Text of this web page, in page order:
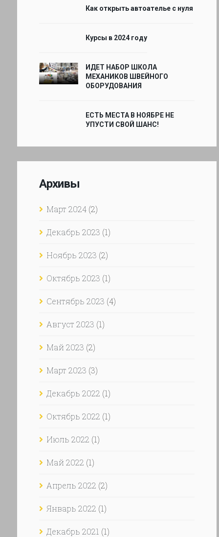
Как открыть автоателье с нуля
Курсы в 2024 году
ИДЕТ НАБОР ШКОЛА
МЕХАНИКОВ ШВЕЙНОГО
ОБОРУДОВАНИЯ
ЕСТЬ МЕСТА В НОЯБРЕ НЕ
УПУСТИ СВОЙ ШАНС!
Архивы
Март 2024 (2)
Декабрь 2023 (1)
Ноябрь 2023 (2)
Октябрь 2023 (1)
Сентябрь 2023 (4)
Август 2023 (1)
Май 2023 (2)
Март 2023 (3)
Декабрь 2022 (1)
Октябрь 2022 (1)
Июль 2022 (1)
Май 2022 (1)
Апрель 2022 (2)
Январь 2022 (1)
Декабрь 2021 (1)